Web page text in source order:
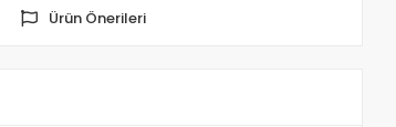
Ürün Önerileri